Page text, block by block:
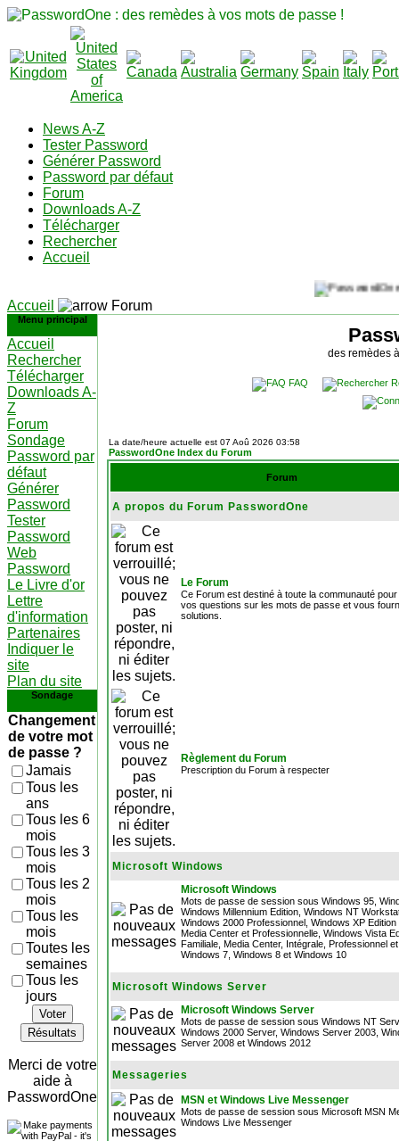
News A-Z
Tester Password
Générer Password
Password par défaut
Forum
Downloads A-Z
Télécharger
Rechercher
Accueil
Accueil Forum
Menu principal
Accueil
Rechercher
Télécharger
Downloads A-
Z
Forum
Sondage
Password par
défaut
Générer
Password
Tester
Password
Web
Password
Le Livre d'or
Lettre
d'information
Partenaires
Indiquer le
site
Plan du site
Sondage
Changement
de votre mot
de passe ?
Jamais
Tous les
ans
Tous les 6
mois
Tous les 3
mois
Tous les 2
mois
Tous les
mois
Toutes les
semaines
Tous les
jours
Voter
Résultats
Merci de votre
aide à
PasswordOne
des remèdes
FAQ
La date/heure actuelle est 07 Aoû 2026 03:58
PasswordOne Index du Forum
Forum
A propos du Forum PasswordOne
Le Forum
Ce Forum est destiné à toute la communauté
vos questions sur les mots de passe et vous
solutions.
Règlement du Forum
Prescription du Forum à respecter
Microsoft Windows
Microsoft Windows
Mots de passe de session sous Windows 95,
Windows Millennium Edition, Windows NT
Windows 2000 Professionnel, Windows XP Edition
Media Center et Professionnelle, Windows Vista
Familiale, Media Center, Intégrale, Professionnel
Windows 7, Windows 8 et Windows 10
Microsoft Windows Server
Microsoft Windows Server
Mots de passe de session sous Windows NT
Windows 2000 Server, Windows Server 2003,
Server 2008 et Windows 2012
Messageries
MSN et Windows Live Messenger
Mots de passe de session sous Microsoft MSN
Windows Live Messenger